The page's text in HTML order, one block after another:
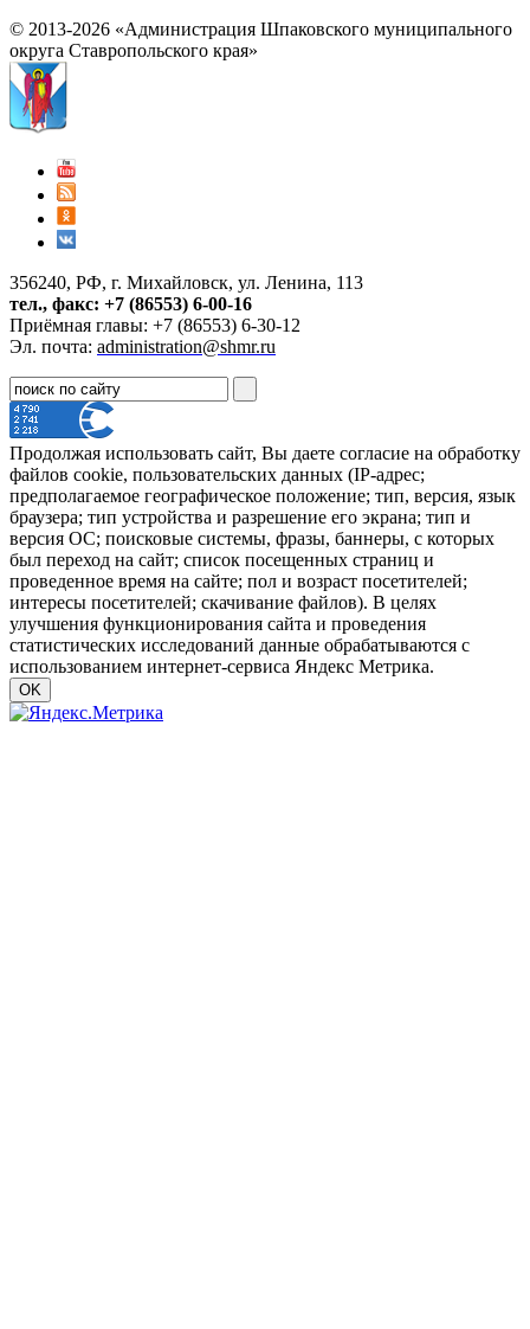
© 2013-2026 «Администрация Шпаковского муниципального
округа Ставропольского края»
356240, РФ, г. Михайловск, ул. Ленина, 113
тел., факс: +7 (86553) 6-00-16
Приёмная главы: +7 (86553) 6-30-12
Эл. почта: administration@shmr.ru
Продолжая использовать сайт, Вы даете согласие на обработку
файлов cookie, пользовательских данных (IP-адрес;
предполагаемое географическое положение; тип, версия, язык
браузера; тип устройства и разрешение его экрана; тип и
версия ОС; поисковые системы, фразы, баннеры, с которых
был переход на сайт; список посещенных страниц и
проведенное время на сайте; пол и возраст посетителей;
интересы посетителей; скачивание файлов). В целях
улучшения функционирования сайта и проведения
статистических исследований данные обрабатываются с
использованием интернет-сервиса Яндекс Метрика.
OK